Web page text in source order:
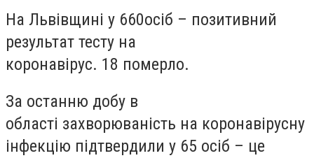
На Львівщині у 660осіб – позитивний
результат тесту на
коронавірус. 18 померло.
За останню добу в
області захворюваність на коронавірусну
інфекцію підтвердили у 65 осіб – це